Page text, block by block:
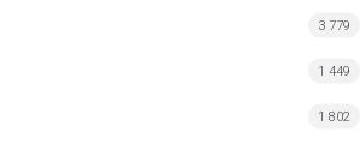
3 779
1 449
1 802